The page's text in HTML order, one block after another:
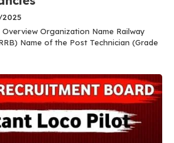
2025
Overview Organization Name Railway
Name of the Post Technician (Grade